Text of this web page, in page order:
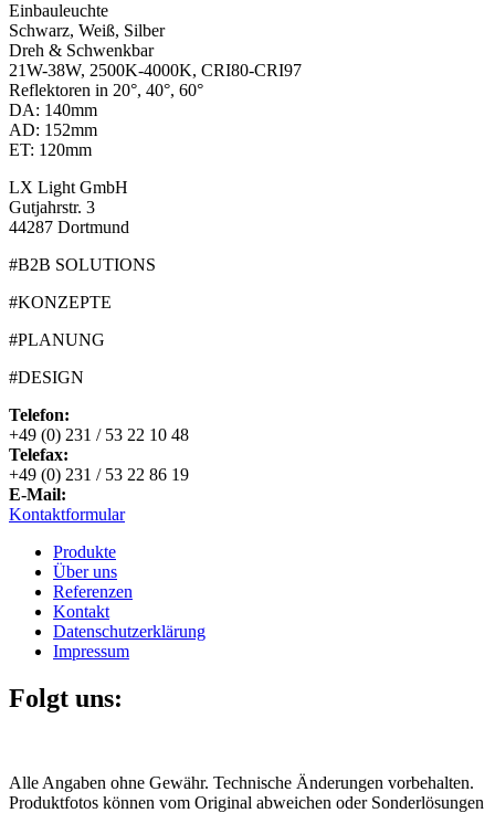
Einbauleuchte
Schwarz, Weiß, Silber
Dreh & Schwenkbar
21W-38W, 2500K-4000K, CRI80-CRI97
Reflektoren in 20°, 40°, 60°
DA: 140mm
AD: 152mm
ET: 120mm
LX Light GmbH
Gutjahrstr. 3
44287 Dortmund
#B2B SOLUTIONS
#KONZEPTE
#PLANUNG
#DESIGN
Telefon:
+49 (0) 231 / 53 22 10 48
Telefax:
+49 (0) 231 / 53 22 86 19
E-Mail:
Kontaktformular
Produkte
Über uns
Referenzen
Kontakt
Datenschutzerklärung
Impressum
Folgt uns:
Alle Angaben ohne Gewähr. Technische Änderungen vorbehalten.
Produktfotos können vom Original abweichen oder Sonderlösungen